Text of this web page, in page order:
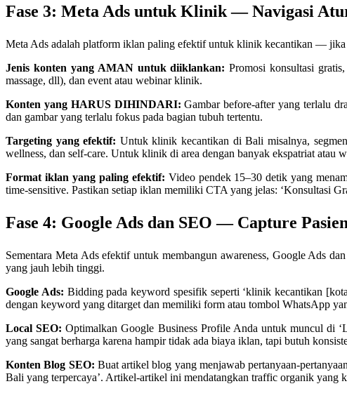
Fase 3: Meta Ads untuk Klinik — Navigasi
Meta Ads adalah platform iklan paling efektif untuk klinik kecantikan — jika
Jenis konten yang AMAN untuk diiklankan: Promosi konsultasi
massage, dll), dan event atau webinar klinik.
Konten yang HARUS DIHINDARI: Gambar before-after yang terlalu
dan gambar yang terlalu fokus pada bagian tubuh tertentu.
Targeting yang efektif: Untuk klinik kecantikan di Bali misalnya,
wellness, dan self-care. Untuk klinik di area dengan banyak ekspatriat atau
Format iklan yang paling efektif: Video pendek 15–30 detik yang
time-sensitive. Pastikan setiap iklan memiliki CTA yang jelas: ‘Konsultasi
Fase 4: Google Ads dan SEO — Capture
Sementara Meta Ads efektif untuk membangun awareness, Google Ads
yang jauh lebih tinggi.
Google Ads: Bidding pada keyword spesifik seperti ‘klinik kecantikan
dengan keyword yang ditarget dan memiliki form atau tombol WhatsApp
Local SEO: Optimalkan Google Business Profile Anda untuk muncul di
yang sangat berharga karena hampir tidak ada biaya iklan, tapi butuh
Konten Blog SEO: Buat artikel blog yang menjawab pertanyaan-
Bali yang terpercaya’. Artikel-artikel ini mendatangkan traffic organik yang